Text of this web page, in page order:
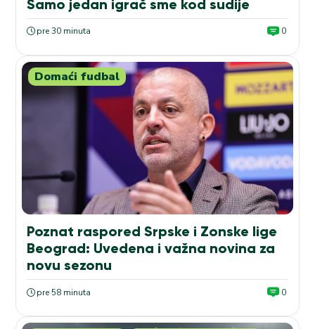
Samo jedan igrač sme kod sudije
pre 30 minuta 0
Domaći fudbal
Poznat raspored Srpske i Zonske lige
Beograd: Uvedena i važna novina za
novu sezonu
pre 58 minuta 0